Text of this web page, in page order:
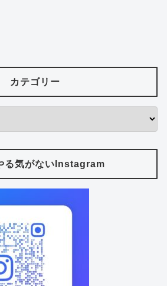
カテゴリー
る気がないInstagram